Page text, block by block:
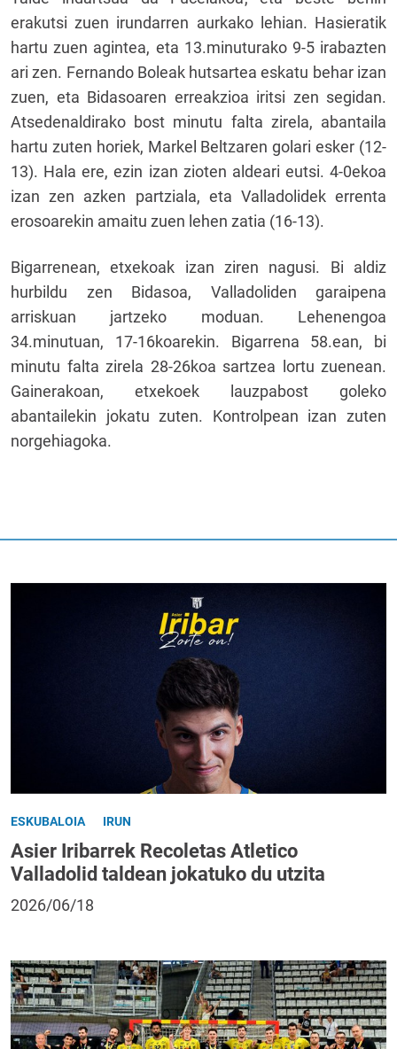
erakutsi zuen irundarren aurkako lehian. Hasieratik
hartu zuen agintea, eta 13.minuturako 9-5 irabazten
ari zen. Fernando Boleak hutsartea eskatu behar izan
zuen, eta Bidasoaren erreakzioa iritsi zen segidan.
Atsedenaldirako bost minutu falta zirela, abantaila
hartu zuten horiek, Markel Beltzaren golari esker (12-
13). Hala ere, ezin izan zioten aldeari eutsi. 4-0ekoa
izan zen azken partziala, eta Valladolidek errenta
erosoarekin amaitu zuen lehen zatia (16-13).
Bigarrenean, etxekoak izan ziren nagusi. Bi aldiz
hurbildu zen Bidasoa, Valladoliden garaipena
arriskuan jartzeko moduan. Lehenengoa
34.minutuan, 17-16koarekin. Bigarrena 58.ean, bi
minutu falta zirela 28-26koa sartzea lortu zuenean.
Gainerakoan, etxekoek lauzpabost goleko
abantailekin jokatu zuten. Kontrolpean izan zuten
norgehiagoka.
ESKUBALOIA IRUN
Asier Iribarrek Recoletas Atletico
Valladolid taldean jokatuko du utzita
2026/06/18